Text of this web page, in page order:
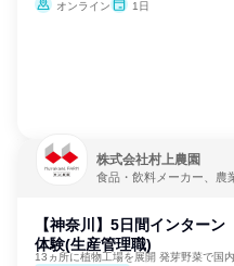
オンライン 1日
株式会社村上農園
食品・飲料メーカー、農
【神奈川】5日間インター
体験(生産管理職)
13ヵ所に植物工場を展開 発芽野菜で国